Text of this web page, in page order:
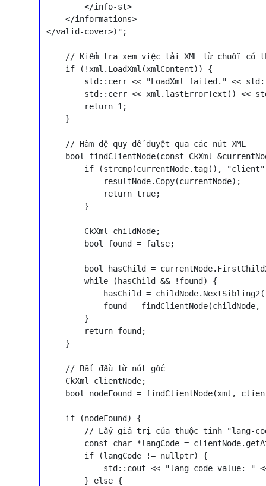
        </info-st>
    </informations>
</valid-cover>)";
// Kiểm tra xem việc tải XML từ chuỗi có
    if (!xml.LoadXml(xmlContent)) {
std::cerr << "LoadXml failed." <<
std::cerr << xml.lastErrorText() <<
        return 1;
    }
    // Hàm đệ quy để duyệt qua các nút XML
bool findClientNode(const CkXml
if (strcmp(currentNode.tag(),
            resultNode.Copy(currentNode);
            return true;
        }
        CkXml childNode;
        bool found = false;
bool hasChild =
        while (hasChild && !found) {
hasChild =
found = findClientNode(childNode,
        }
        return found;
    }
    // Bắt đầu từ nút gốc
    CkXml clientNode;
bool nodeFound = findClientNode(xml,
    if (nodeFound) {
// Lấy giá trị của thuộc tính "lang-
const char *langCode =
        if (langCode != nullptr) {
std::cout << "lang-code value: "
        } else {